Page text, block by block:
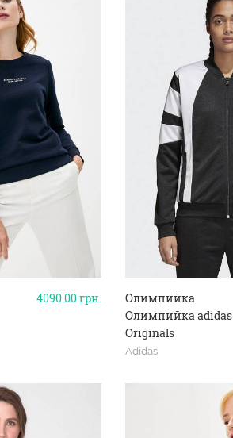
4090.00грн.
Олимпийка
Олимпийка adidas
Originals
Adidas